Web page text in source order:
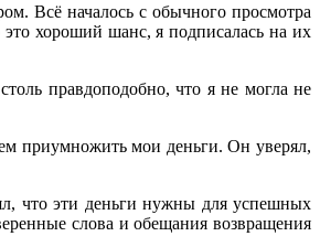
Всё началось с обычного просмотра
это хороший шанс, я подписалась на их
правдоподобно, что я не могла не
приумножить мои деньги. Он уверял,
что эти деньги нужны для успешных
слова и обещания возвращения